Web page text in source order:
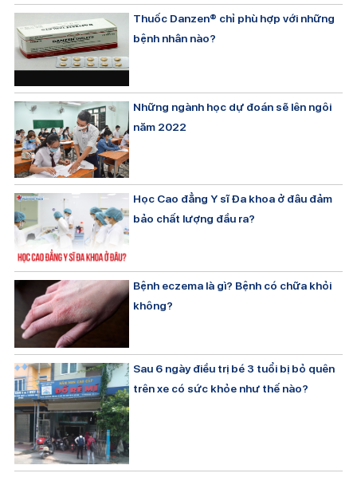
Thuốc Danzen® chỉ phù hợp với những
bệnh nhân nào?
Những ngành học dự đoán sẽ lên ngôi
năm 2022
Học Cao đẳng Y sĩ Đa khoa ở đâu đảm
bảo chất lượng đầu ra?
Bệnh eczema là gì? Bệnh có chữa khỏi
không?
Sau 6 ngày điều trị bé 3 tuổi bị bỏ quên
trên xe có sức khỏe như thế nào?